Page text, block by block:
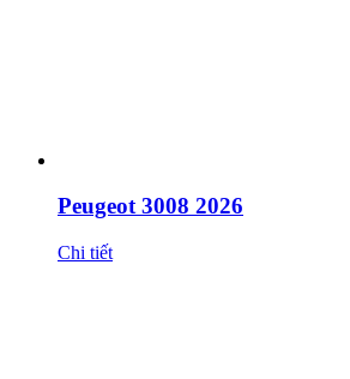
Peugeot 3008 2026
Chi tiết